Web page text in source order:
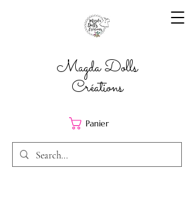
Magda Dolls
Créations
Panier